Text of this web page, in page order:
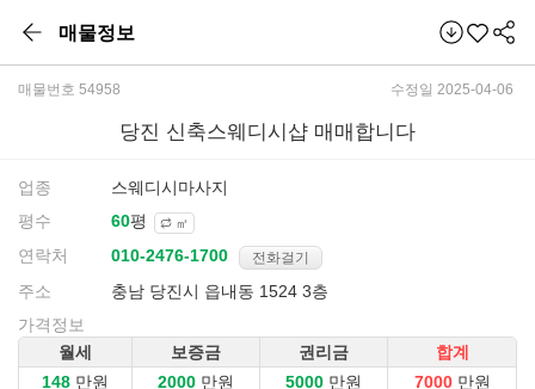
매물정보
매물번호 54958 수정일 2025-04-06
당진 신축스웨디시샵 매매합니다
업종
스웨디시마사지
평수
평 ㎡
연락처 전화걸기
주소
충남 당진시 읍내동 1524 3층
가격정보
월세
보증금 권리금
합계
만원
만원 만원 만원